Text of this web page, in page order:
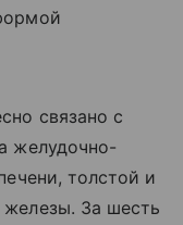
связано с
желудочно-
толстой и
За шесть